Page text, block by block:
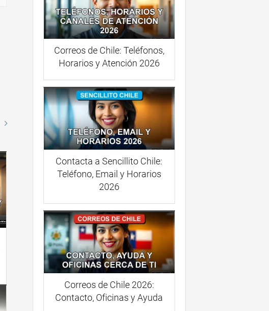
Correos de Chile: Teléfonos,
Horarios y Atención 2026
Contacta a Sencillito Chile:
Teléfono, Email y Horarios
2026
Correos de Chile 2026:
Contacto, Oficinas y Ayuda